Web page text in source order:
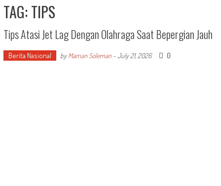
TAG: TIPS
Tips Atasi Jet Lag Dengan Olahraga Saat Bepergian Jauh
Berita Nasional byMaman Soleman-July 21, 2026 0